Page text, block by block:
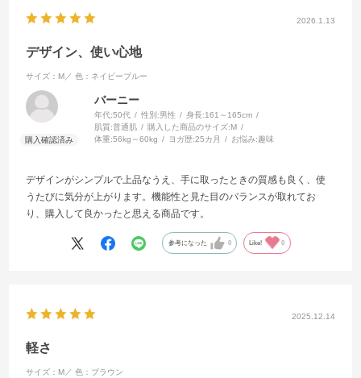
2026.1.13
デザイン、使い心地
サイズ：M／ 色：ネイビーブルー
バーニー
年代:50代 性別:男性 身長:161～165cm
肌質:普通肌 購入した商品のサイズ:M
体重:56kg～60kg ヨガ歴:25カ月 お悩み:趣味
デザインがシンプルで上品なうえ、手に取ったときの質感も良く、使
うたびに気分が上がります。機能性と見た目のバランスが取れてお
り、購入して良かったと思える商品です。
参考になった 0 Like! 0
2025.12.14
軽さ
サイズ：M／ 色：ブラウン